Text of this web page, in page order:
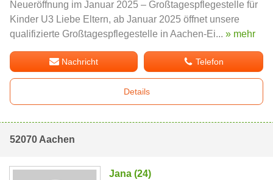
Neueröffnung im Januar 2025 – Großtagespflegestelle für
Kinder U3 Liebe Eltern, ab Januar 2025 öffnet unsere
qualifizierte Großtagespflegestelle in Aachen-Ei... » mehr
Nachricht Telefon
Details
52070 Aachen
Jana (24)